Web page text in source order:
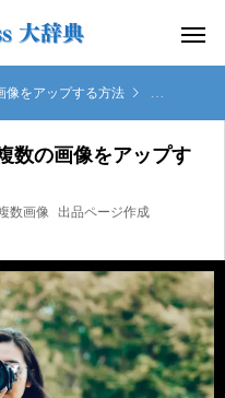
像をアップする方法 カメラ転売
数の画像をアップす
数画像 出品ページ作成